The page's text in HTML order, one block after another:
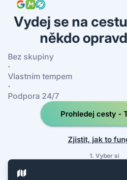
Vydej se na
někdo
Bez skupiny
·
Vlastním tempem
·
Podpora 24/7
Prohledej cesty -
Zjistit, jak to
1. Vyber si